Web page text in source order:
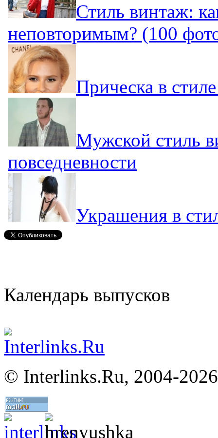
Стиль винтаж:
неповторимым? (100
Прическа в
Мужской стиль
повседневности
Украшения в
Календарь выпусков
© Interlinks.Ru, 2004-2026